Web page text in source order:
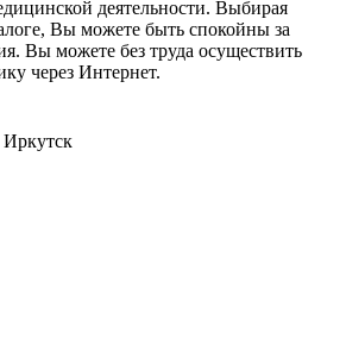
деятельности. Выбирая
Вы можете быть спокойны за
Вы можете без труда осуществить
через Интернет.